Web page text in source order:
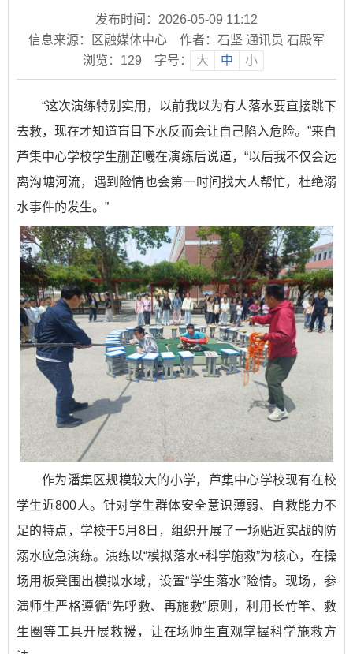
发布时间：2026-05-09 11:12
信息来源：区融媒体中心
作者：石坚 通讯员 石殿军
浏览： 129 字号： 大 中 小
“这次演练特别实用，以前我以为有人落水要直接跳下
去救，现在才知道盲目下水反而会让自己陷入危险。”来自
芦集中心学校学生蒯芷曦在演练后说道，“以后我不仅会远
离沟塘河流，遇到险情也会第一时间找大人帮忙，杜绝溺
水事件的发生。”
作为潘集区规模较大的小学，芦集中心学校现有在校
学生近800人。针对学生群体安全意识薄弱、自救能力不
足的特点，学校于5月8日，组织开展了一场贴近实战的防
溺水应急演练。演练以“模拟落水+科学施救”为核心，在操
场用板凳围出模拟水域，设置“学生落水”险情。现场，参
演师生严格遵循“先呼救、再施救”原则，利用长竹竿、救
生圈等工具开展救援，让在场师生直观掌握科学施救方